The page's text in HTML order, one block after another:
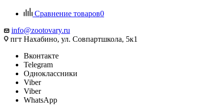
Сравнение товаров0
info@zootovary.ru
пгт Нахабино, ул. Совпартшкола, 5к1
Вконтакте
Telegram
Одноклассники
Viber
Viber
WhatsApp